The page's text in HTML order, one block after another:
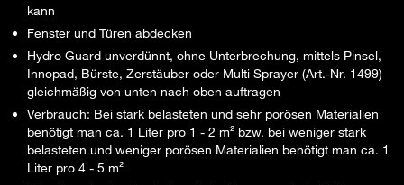
kann
Fenster und Türen abdecken
Hydro Guard unverdünnt, ohne Unterbrechung, mittels Pinsel,
Innopad, Bürste, Zerstäuber oder Multi Sprayer (Art.-Nr. 1499)
gleichmäßig von unten nach oben auftragen
Verbrauch: Bei stark belasteten und sehr porösen Materialien
benötigt man ca. 1 Liter pro 1 - 2 m² bzw. bei weniger stark
belasteten und weniger porösen Materialien benötigt man ca. 1
Liter pro 4 - 5 m²